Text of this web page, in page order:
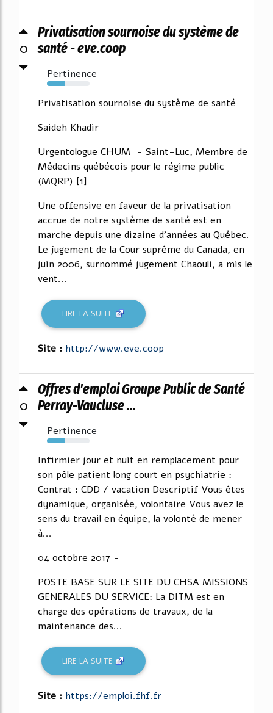
0
Privatisation sournoise du système de
santé - eve.coop
Pertinence
42%
Privatisation sournoise du système de santé
Saideh Khadir
Urgentologue CHUM - Saint-Luc, Membre de
Médecins québécois pour le régime public
(MQRP) [1]
Une offensive en faveur de la privatisation
accrue de notre système de santé est en
marche depuis une dizaine d'années au Québec.
Le jugement de la Cour suprême du Canada, en
juin 2006, surnommé jugement Chaouli, a mis le
vent...
LIRE LA SUITE
Site : http://www.eve.coop
0
Offres d'emploi Groupe Public de Santé
Perray-Vaucluse ...
Pertinence
41%
Infirmier jour et nuit en remplacement pour
son pôle patient long court en psychiatrie :
Contrat : CDD / vacation Descriptif Vous êtes
dynamique, organisée, volontaire Vous avez le
sens du travail en équipe, la volonté de mener
à...
04 octobre 2017 -
POSTE BASE SUR LE SITE DU CHSA MISSIONS
GENERALES DU SERVICE: La DITM est en
charge des opérations de travaux, de la
maintenance des...
LIRE LA SUITE
Site : https://emploi.fhf.fr